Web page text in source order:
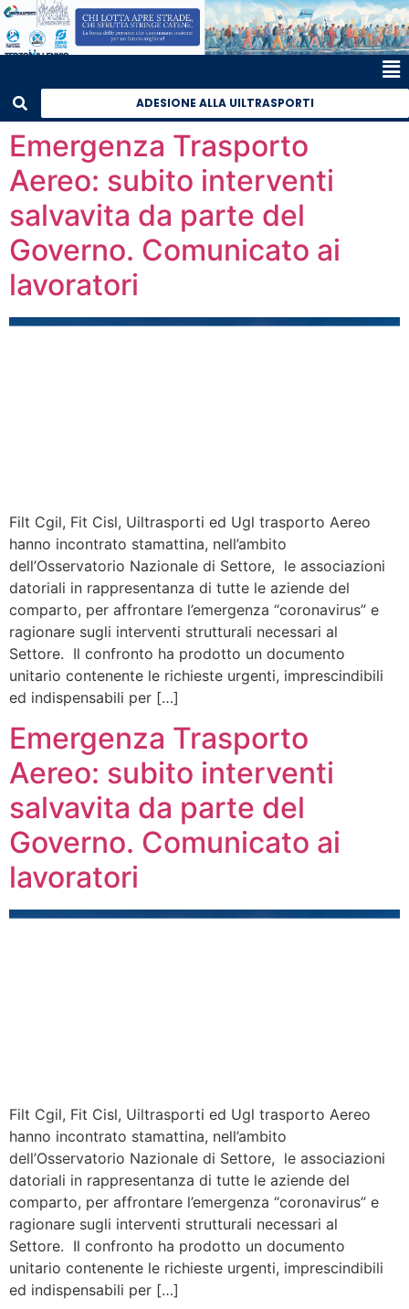
ADESIONE ALLA UILTRASPORTI
Emergenza Trasporto
Aereo: subito interventi
salvavita da parte del
Governo. Comunicato ai
lavoratori
Filt Cgil, Fit Cisl, Uiltrasporti ed Ugl trasporto Aereo
hanno incontrato stamattina, nell’ambito
dell’Osservatorio Nazionale di Settore, le associazioni
datoriali in rappresentanza di tutte le aziende del
comparto, per affrontare l’emergenza “coronavirus” e
ragionare sugli interventi strutturali necessari al
Settore. Il confronto ha prodotto un documento
unitario contenente le richieste urgenti, imprescindibili
ed indispensabili per […]
Emergenza Trasporto
Aereo: subito interventi
salvavita da parte del
Governo. Comunicato ai
lavoratori
Filt Cgil, Fit Cisl, Uiltrasporti ed Ugl trasporto Aereo
hanno incontrato stamattina, nell’ambito
dell’Osservatorio Nazionale di Settore, le associazioni
datoriali in rappresentanza di tutte le aziende del
comparto, per affrontare l’emergenza “coronavirus” e
ragionare sugli interventi strutturali necessari al
Settore. Il confronto ha prodotto un documento
unitario contenente le richieste urgenti, imprescindibili
ed indispensabili per […]